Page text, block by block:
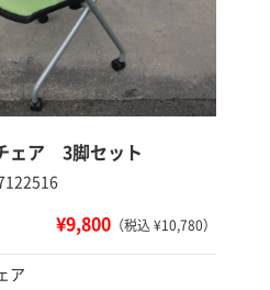
ェア 3脚セット
¥9,800 （税込 ¥10,780）
ア